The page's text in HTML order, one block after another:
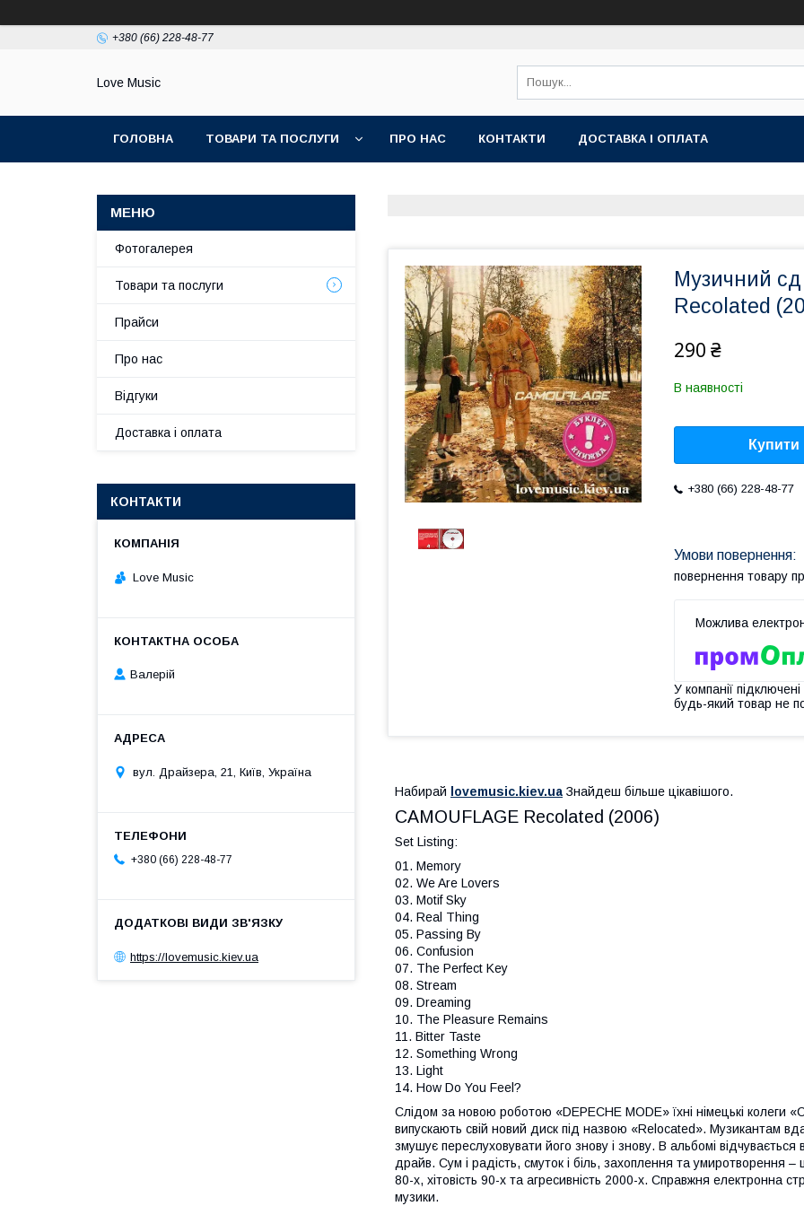
+380 (66) 228-48-77
Love Music
ГОЛОВНА ТОВАРИ ТА ПОСЛУГИ ПРО НАС КОНТАКТИ ДОСТАВКА І ОПЛАТА
Музичний
Recolated
290 ₴
В наявності
Купити
+380 (66) 228-48-77
повернення товару
У компанії
будь-який товар не
Набирай lovemusic.kiev.ua Знайдеш більше цікавішого.
CAMOUFLAGE Recolated (2006)
Set Listing:
01. Memory
02. We Are Lovers
03. Motif Sky
04. Real Thing
05. Passing By
06. Confusion
07. The Perfect Key
08. Stream
09. Dreaming
10. The Pleasure Remains
11. Bitter Taste
12. Something Wrong
13. Light
14. How Do You Feel?
Слідом за новою роботою «DEPECHE MODE» їхні німецькі колеги
випускають свій новий диск під назвою «Relocated». Музикантам
змушує переслуховувати його знову і знову. В альбомі
драйв. Сум і радість, смуток і біль, захоплення та
80-х, хітовість 90-х та агресивність 2000-х. Справжня електронна
музики.
Фотогалерея
Товари та послуги
Прайси
Про нас
Відгуки
Доставка і оплата
КОНТАКТИ
Love Music
Валерій
вул. Драйзера, 21, Київ, Україна
+380 (66) 228-48-77
https://lovemusic.kiev.ua